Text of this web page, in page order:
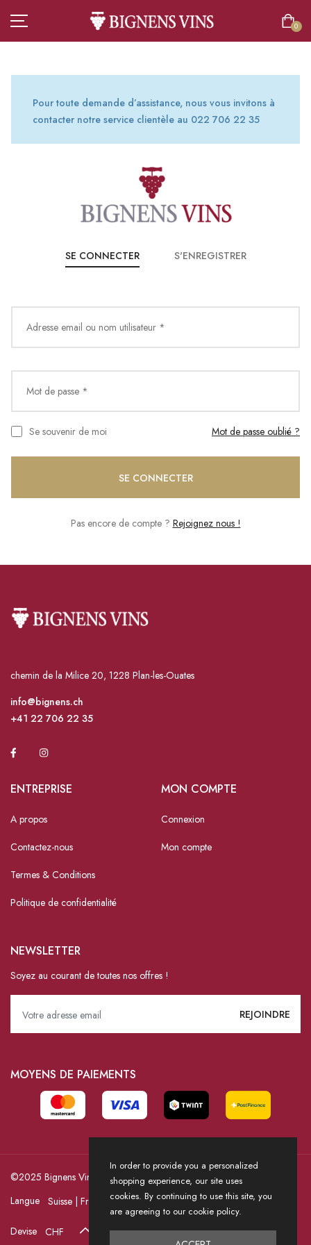
0
ACCUEIL
CHAMPAGNES
BOISSONS SANS ALCOOL
CATALOGUES
CONTACT
SE CONNECTER
Devise
Pour toute demande d’assistance, nous vous invitons à
contacter notre service clientèle au 022 706 22 35
SE CONNECTER S'ENREGISTRER
Adresse email ou nom utilisateur *
Mot de passe *
Se souvenir de moi Mot de passe oublié ?
SE CONNECTER
Pas encore de compte ? Rejoignez nous !
chemin de la Milice 20, 1228 Plan-les-Ouates
info@bignens.ch
+41 22 706 22 35
ENTREPRISE
A propos
Contactez-nous
Termes & Conditions
Politique de confidentialité
MON COMPTE
Connexion
Mon compte
NEWSLETTER
Soyez au courant de toutes nos offres !
MOYENS DE PAIEMENTS
©2025 Bignens Vins / Powered by HICASS
Langue
Devise
In order to provide you a personalized
shopping experience, our site uses
cookies. By continuing to use this site, you
are agreeing to our cookie policy.